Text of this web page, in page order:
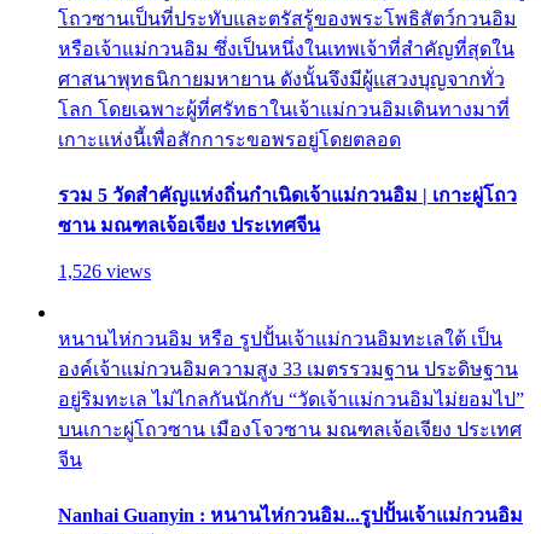
โถวซานเป็นที่ประทับและตรัสรู้ของพระโพธิสัตว์กวนอิม
หรือเจ้าแม่กวนอิม ซึ่งเป็นหนึ่งในเทพเจ้าที่สำคัญที่สุดใน
ศาสนาพุทธนิกายมหายาน ดังนั้นจึงมีผู้แสวงบุญจากทั่ว
โลก โดยเฉพาะผู้ที่ศรัทธาในเจ้าแม่กวนอิมเดินทางมาที่
เกาะแห่งนี้เพื่อสักการะขอพรอยู่โดยตลอด
รวม 5 วัดสำคัญแห่งถิ่นกำเนิดเจ้าแม่กวนอิม | เกาะผู่โถว
ซาน มณฑลเจ้อเจียง ประเทศจีน
1,526 views
หนานไห่กวนอิม หรือ รูปปั้นเจ้าแม่กวนอิมทะเลใต้ เป็น
องค์เจ้าแม่กวนอิมความสูง 33 เมตรรวมฐาน ประดิษฐาน
อยู่ริมทะเล ไม่ไกลกันนักกับ “วัดเจ้าแม่กวนอิมไม่ยอมไป”
บนเกาะผู่โถวซาน เมืองโจวซาน มณฑลเจ้อเจียง ประเทศ
จีน
Nanhai Guanyin : หนานไห่กวนอิม...รูปปั้นเจ้าแม่กวนอิม